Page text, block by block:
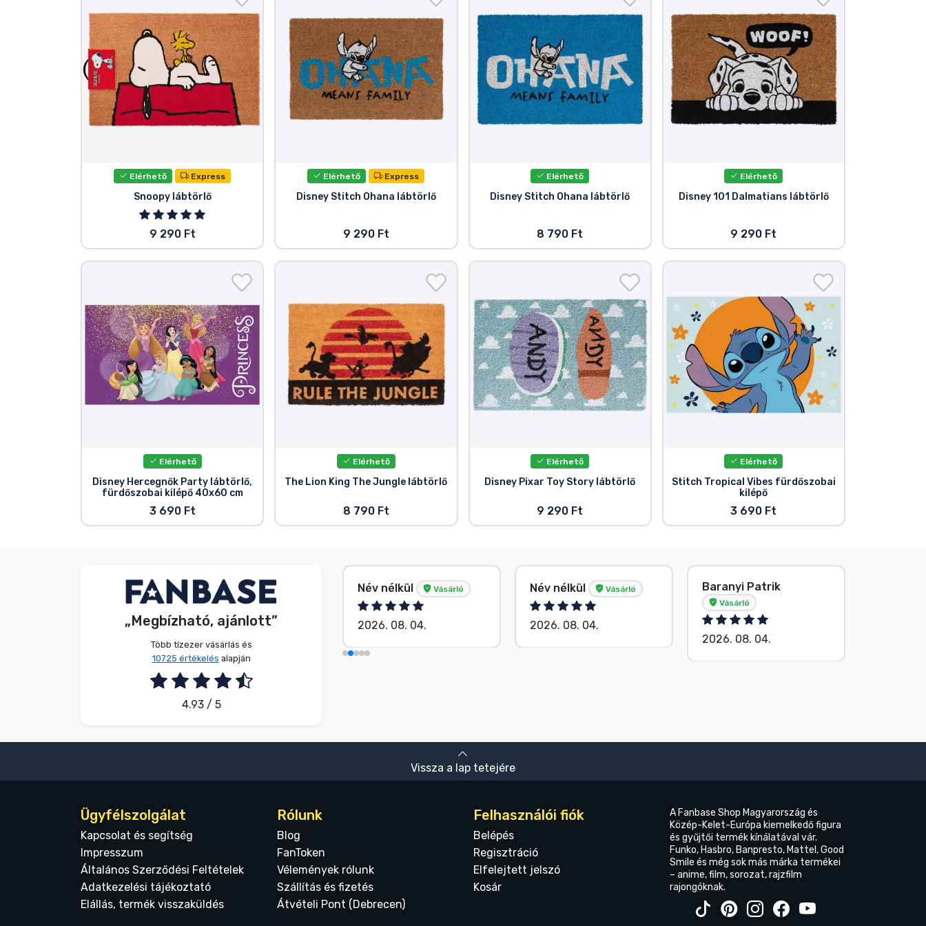
Elérhető Express
Snoopy lábtörlő
9 290 Ft
Elérhető Express
Disney Stitch Ohana lábtörlő
9 290 Ft
Elérhető
Disney Stitch Ohana lábtörlő
8 790 Ft
Elérhető
Disney 101 Dalmatians lábtörlő
9 290 Ft
Elérhető
Disney Hercegnők Party lábtörlő,
fürdőszobai kilépő 40x60 cm
3 690 Ft
Elérhető
The Lion King The Jungle lábtörlő
8 790 Ft
Elérhető
Disney Pixar Toy Story lábtörlő
9 290 Ft
Elérhető
Stitch Tropical Vibes fürdőszobai
kilépő
3 690 Ft
„Megbízható, ajánlott”
Több tízezer vásárlás és
10725 értékelés alapján
4.93 / 5
Név nélkül Vásárló
2026. 08. 05.
Név nélkül Vásárló
2026. 08. 04.
Név nélkül Vásárló
2026. 08. 04.
Baranyi Patrik
Vásárló
2026. 08. 04.
Vissza a lap tetejére
Ügyfélszolgálat
Kapcsolat és segítség
Impresszum
Általános Szerződési Feltételek
Adatkezelési tájékoztató
Elállás, termék visszaküldés
Rólunk
Blog
FanToken
Vélemények rólunk
Szállítás és fizetés
Átvételi Pont (Debrecen)
Felhasználói fiók
Belépés
Regisztráció
Elfelejtett jelszó
Kosár
A Fanbase Shop Magyarország és
Közép-Kelet-Európa kiemelkedő figura
és gyűjtői termék kínálatával vár.
Funko, Hasbro, Banpresto, Mattel, Good
Smile és még sok más márka termékei
– anime, film, sorozat, rajzfilm
rajongóknak.
Szállítás és fizetés
Sorozatos cuccok
Filmes cuccok
Animés cuccok
Sportos cuccok
Terméktípusok